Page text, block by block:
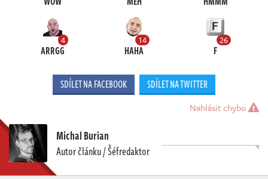
4
ARRGG
14
HAHA
26
F
SDÍLET NA FACEBOOK SDÍLET NA TWITTER
Nahlásit chybu
Michal Burian
Autor článku / Šéfredaktor